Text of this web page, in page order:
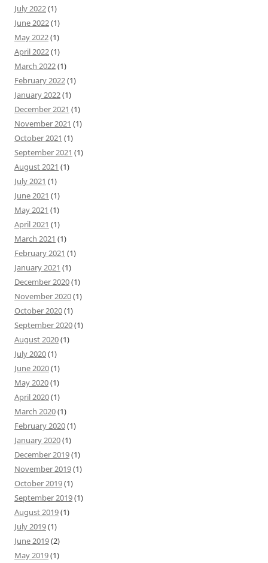
July 2022(1)
June 2022(1)
May 2022(1)
April 2022(1)
March 2022(1)
February 2022(1)
January 2022(1)
December 2021 (1)
November 2021 (1)
October 2021 (1)
September 2021 (1)
August 2021 (1)
July 2021 (1)
June 2021 (1)
May 2021 (1)
April 2021 (1)
March 2021 (1)
February 2021 (1)
January 2021 (1)
December 2020(1)
November 2020(1)
October 2020(1)
September 2020(1)
August 2020(1)
July 2020(1)
June 2020(1)
May 2020(1)
April 2020(1)
March 2020(1)
February 2020(1)
January 2020(1)
December 2019(1)
November 2019(1)
October 2019(1)
September 2019(1)
August 2019(1)
July 2019(1)
June 2019(2)
May 2019(1)